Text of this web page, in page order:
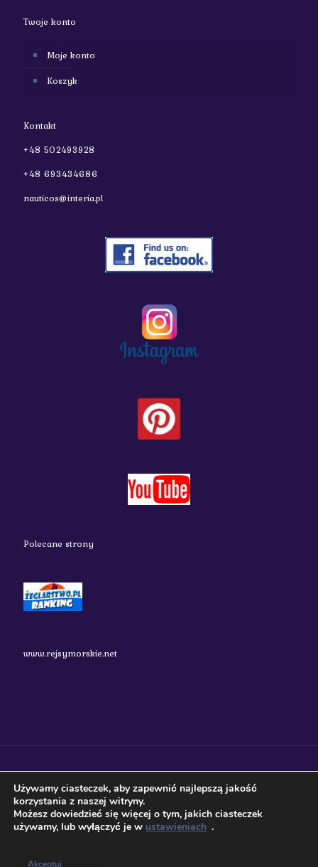
Twoje konto
Moje konto
Koszyk
Kontakt
+48 502493928
+48 693434686
nauticos@interia.pl
Polecane strony
www.rejsymorskie.net
nauticos.pl 2018 Wszystkie prawa zastrzeżone.
Używamy ciasteczek, aby zapewnić najlepszą jakość
korzystania z naszej witryny.
Możesz dowiedzieć się więcej o tym, jakich ciasteczek
używamy, lub wyłączyć je w ustawieniach .
Akceptuj